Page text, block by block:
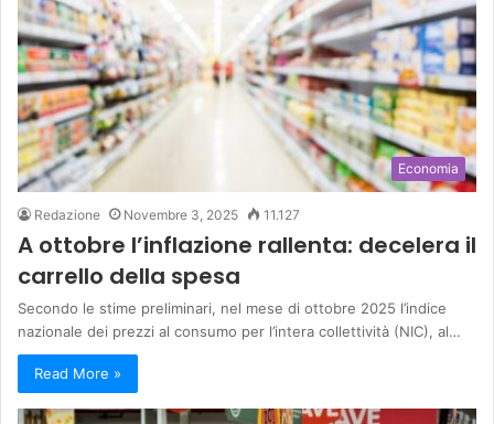
Economia
Redazione Novembre 3, 2025 11.127
A ottobre l’inflazione rallenta: decelera il
carrello della spesa
Secondo le stime preliminari, nel mese di ottobre 2025 l’indice
nazionale dei prezzi al consumo per l’intera collettività (NIC), al…
Read More »